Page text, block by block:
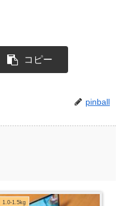
コピー
pinball
1.0-1.5kg